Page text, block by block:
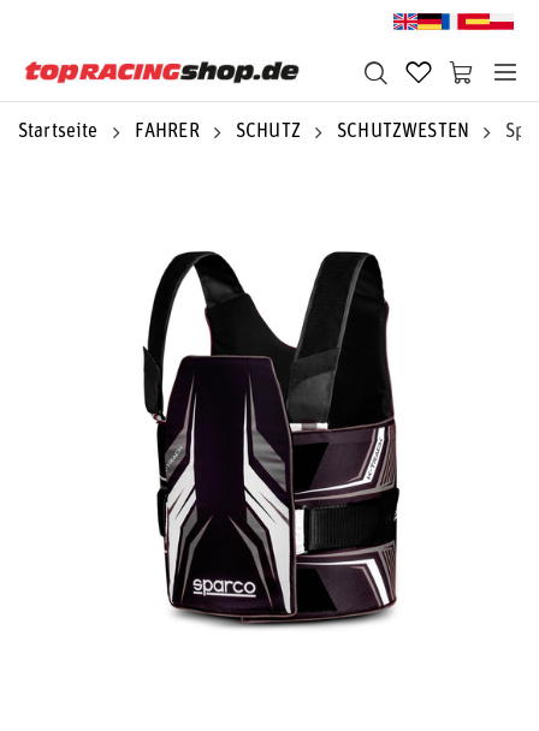
Startseite FAHRER SCHUTZ SCHUTZWESTEN